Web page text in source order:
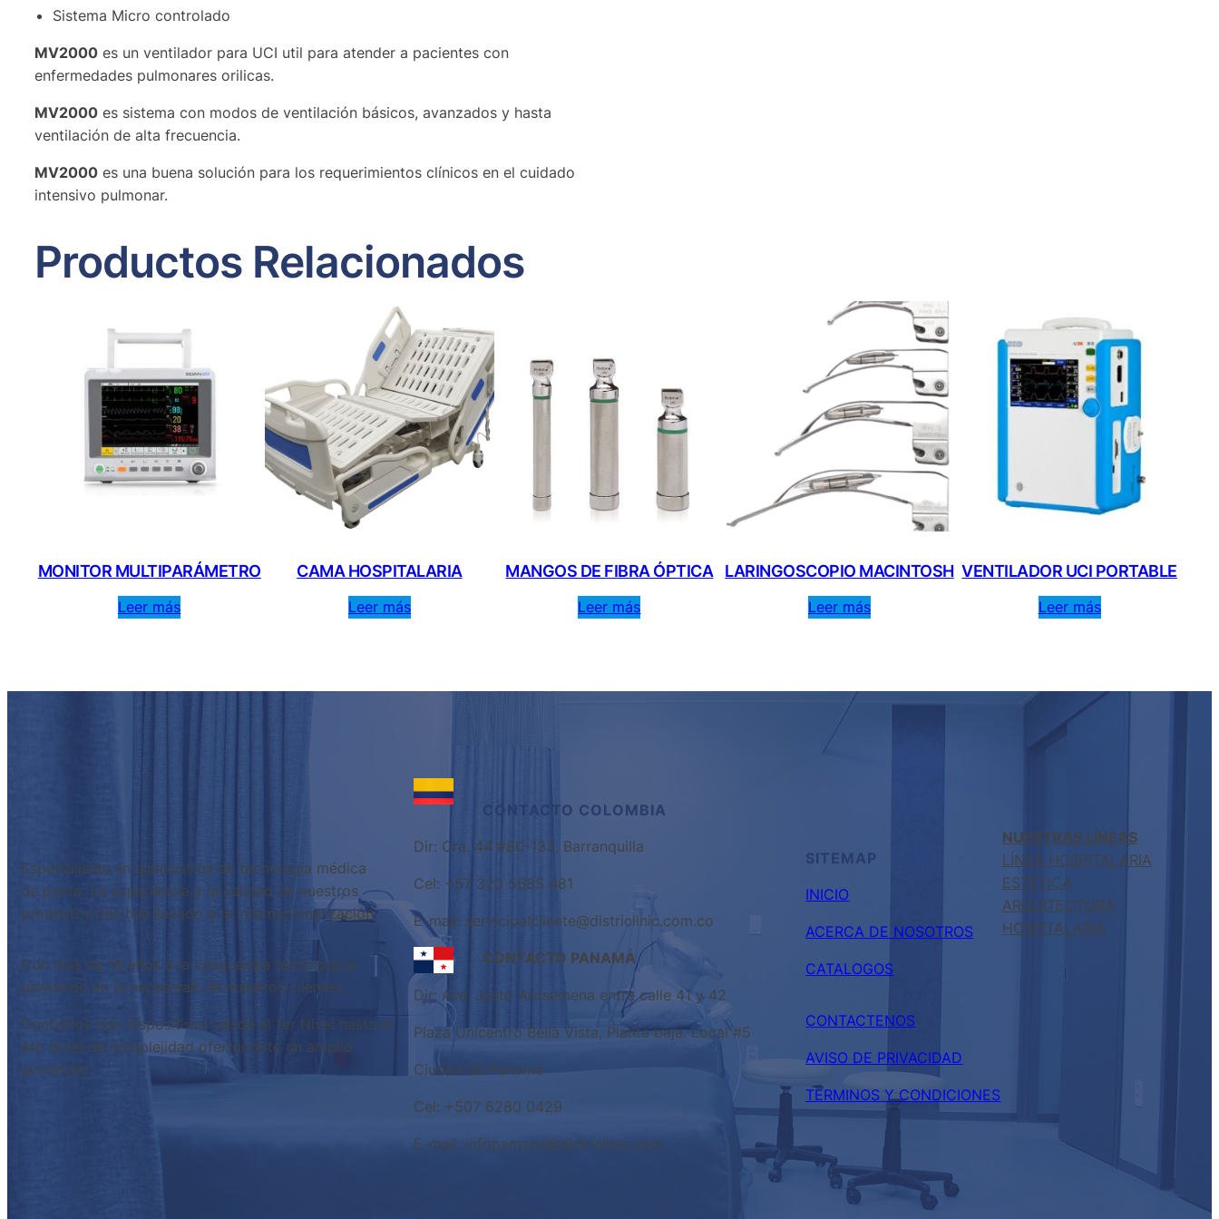
Sistema Micro controlado
MV2000 es un ventilador para UCI util para atender a pacientes con
enfermedades pulmonares orilicas.
MV2000 es sistema con modos de ventilación básicos, avanzados y hasta
ventilación de alta frecuencia.
MV2000 es una buena solución para los requerimientos clínicos en el cuidado
intensivo pulmonar.
Productos Relacionados
MONITOR MULTIPARÁMETRO
Leer más
CAMA HOSPITALARIA
Leer más
MANGOS DE FIBRA ÓPTICA
Leer más
LARINGOSCOPIO MACINTOSH
Leer más
VENTILADOR UCI PORTABLE
Leer más
Especialistas en suministros de tecnología médica
de punta. La experiencia y la calidad de nuestros
productos nos has llevado a la internacionalización.
Con más de 18 años a la vanguardia tecnológica
pensando en la necesidad de nuestros clientes.
Contamos con dispositivos desde el 1er Nivel hasta el
4to Nivel de complejidad ofertándote un amplio
portafolio
CONTACTO COLOMBIA
Dir: Cra. 44 #80-133, Barranquilla
Cel: +57 320 5685 481
E-mail: servicioalcliente@districlinic.com.co
CONTACTO PANAMÁ
Dir: Ave. Justo Arosemena entre calle 41 y 42
Plaza Unicentro Bella Vista, Planta baja. Local #5
Ciudad de Panamá
Cel: +507 6280 0429
E-mail: infopamana@districlinic.com
SITEMAP
INICIO
ACERCA DE NOSOTROS
CATALOGOS
NUESTRAS LÍNEAS
LÍNEA HOSPITALARIA
ESTETICA
ARQUITECTURA
HOSPITALARIA
CONTACTENOS
AVISO DE PRIVACIDAD
TERMINOS Y CONDICIONES